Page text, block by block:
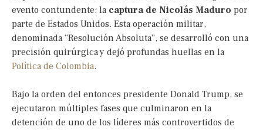
evento contundente: la captura de Nicolás Maduro por
parte de Estados Unidos. Esta operación militar,
denominada “Resolución Absoluta”, se desarrolló con una
precisión quirúrgica y dejó profundas huellas en la
Política de Colombia.
Bajo la orden del entonces presidente Donald Trump, se
ejecutaron múltiples fases que culminaron en la
detención de uno de los líderes más controvertidos de